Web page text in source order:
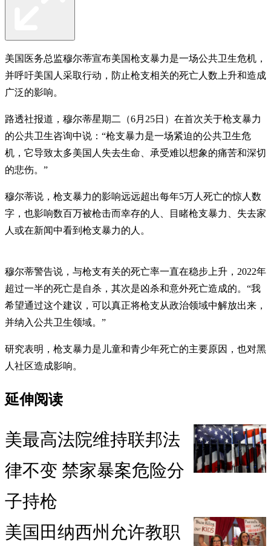
美国医务总监穆尔蒂宣布美国枪支暴力是一场公共卫生危机，
并呼吁美国人采取行动，防止枪支相关的死亡人数上升和造成
广泛的影响。
路透社报道，穆尔蒂星期二（6月25日）在首次关于枪支暴力
的公共卫生咨询中说：“枪支暴力是一场紧迫的公共卫生危
机，它导致太多美国人失去生命、承受难以想象的痛苦和深切
的悲伤。”
穆尔蒂说，枪支暴力的影响远远超出每年5万人死亡的惊人数
字，也影响数百万被枪击而幸存的人、目睹枪支暴力、失去家
人或在新闻中看到枪支暴力的人。
穆尔蒂警告说，与枪支有关的死亡率一直在稳步上升，2022年
超过一半的死亡是自杀，其次是凶杀和意外死亡造成的。“我
希望通过这个建议，可以真正将枪支从政治领域中解放出来，
并纳入公共卫生领域。”
研究表明，枪支暴力是儿童和青少年死亡的主要原因，也对黑
人社区造成影响。
延伸阅读
美最高法院维持联邦法
律不变 禁家暴案危险分
子持枪
美国田纳西州允许教职